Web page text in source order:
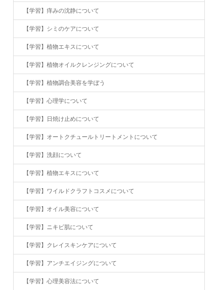
【学習】痒みの沈静について
【学習】シミのケアについて
【学習】植物エキスについて
【学習】植物オイルクレンジングについて
【学習】植物調合美容を学ぼう
【学習】心理学について
【学習】日焼け止めについて
【学習】オートクチュールトリートメントについて
【学習】洗顔について
【学習】植物エキスについて
【学習】ワイルドクラフトコスメについて
【学習】オイル美容について
【学習】ニキビ肌について
【学習】クレイスキンケアについて
【学習】アンチエイジングについて
【学習】心理美容法について